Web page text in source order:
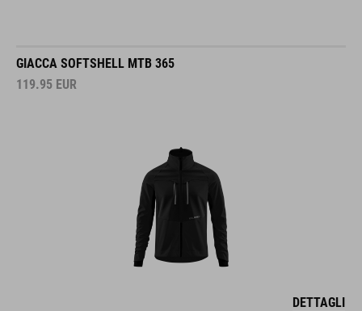
GIACCA SOFTSHELL MTB 365
119.95 EUR
DETTAGLI